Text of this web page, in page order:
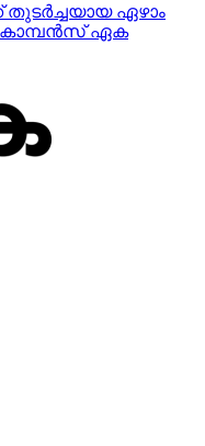
തുടര്‍ച്ചയായ ഏഴാം
ഏക